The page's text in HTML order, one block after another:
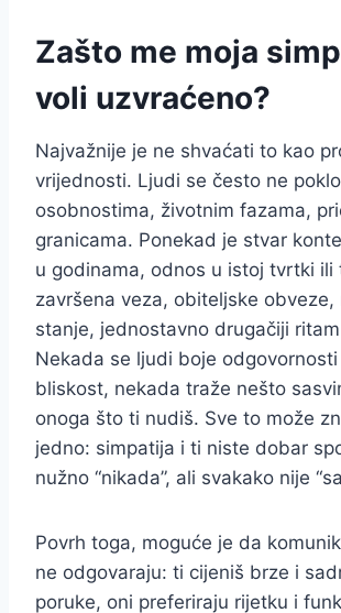
Zašto me moja
voli uzvraćeno?
Najvažnije je ne shvaćati to kao
vrijednosti. Ljudi se često ne
osobnostima, životnim fazama,
granicama. Ponekad je stvar
u godinama, odnos u istoj tvrtki ili
završena veza, obiteljske obveze,
stanje, jednostavno drugačiji
Nekada se ljudi boje
bliskost, nekada traže nešto
onoga što ti nudiš. Sve to može
jedno: simpatija i ti niste dobar
nužno “nikada”, ali svakako nije
Povrh toga, moguće je da
ne odgovaraju: ti cijeniš brze i
poruke, oni preferiraju rijetku i